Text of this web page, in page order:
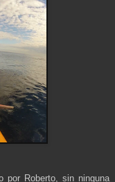
por Roberto, sin ninguna